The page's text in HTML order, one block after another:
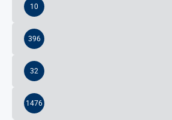
10
396
32
1476